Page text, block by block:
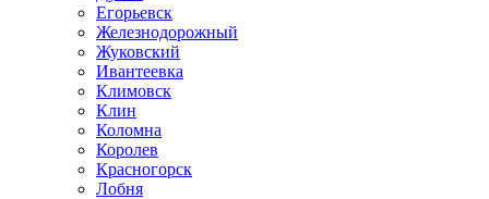
Егорьевск
Железнодорожный
Жуковский
Ивантеевка
Климовск
Клин
Коломна
Королев
Красногорск
Лобня